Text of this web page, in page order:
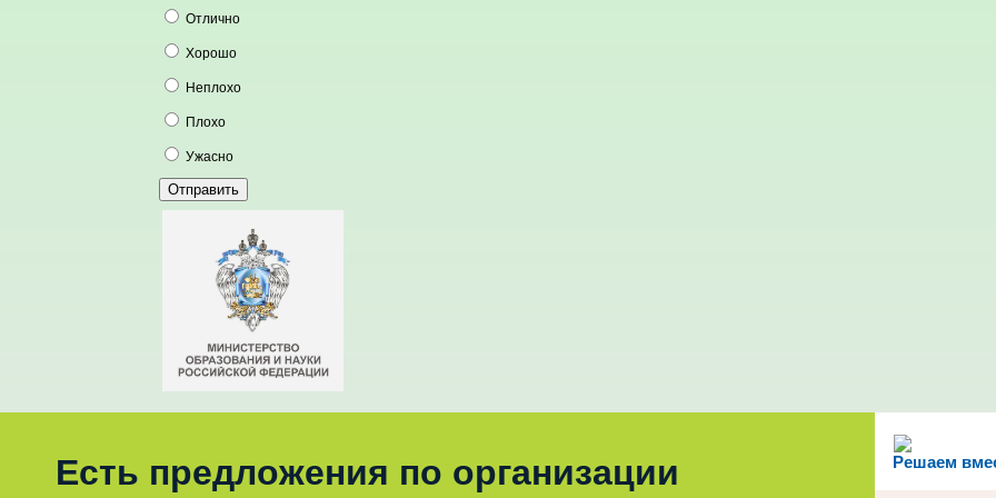
Отлично
Хорошо
Неплохо
Плохо
Ужасно
Решаем
Есть предложения по организации